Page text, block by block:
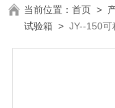
当前位置：首页 >
试验箱 >JY--150可